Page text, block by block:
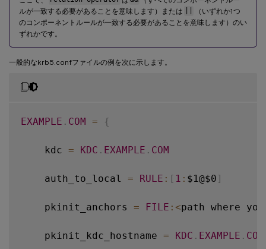
ルが一致する必要があることを意味します）または
（いずれか1つ
のコンポーネントルールが一致する必要があることを意味します）のい
ずれかです。
一般的なkrb5.confファイルの例を次に示します。
EXAMPLE . COM = {
    kdc
= KDC . EXAMPLE . COM
    auth_to_local
= RULE : [ 1 : $1@$0 ]
    pkinit_anchors
= FILE : <path where
    pkinit_kdc_hostname
= KDC . EXAMPLE . COM